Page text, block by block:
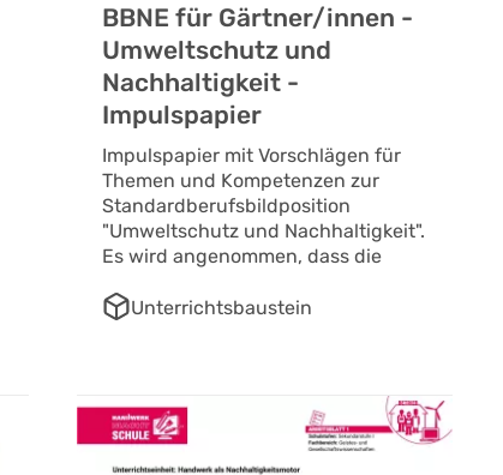
BBNE für Gärtner/innen -
Umweltschutz und
Nachhaltigkeit -
Impulspapier
Impulspapier mit Vorschlägen für
Themen und Kompetenzen zur
Standardberufsbildposition
"Umweltschutz und Nachhaltigkeit".
Es wird angenommen, dass die
Unterrichtsbaustein